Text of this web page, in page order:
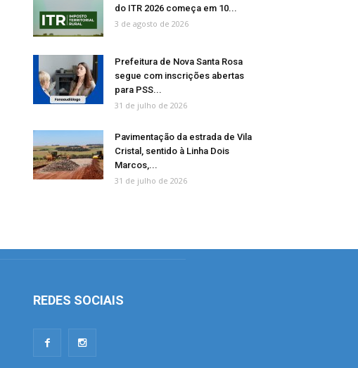
do ITR 2026 começa em 10...
3 de agosto de 2026
Prefeitura de Nova Santa Rosa
segue com inscrições abertas
para PSS...
31 de julho de 2026
Pavimentação da estrada de Vila
Cristal, sentido à Linha Dois
Marcos,...
31 de julho de 2026
REDES SOCIAIS